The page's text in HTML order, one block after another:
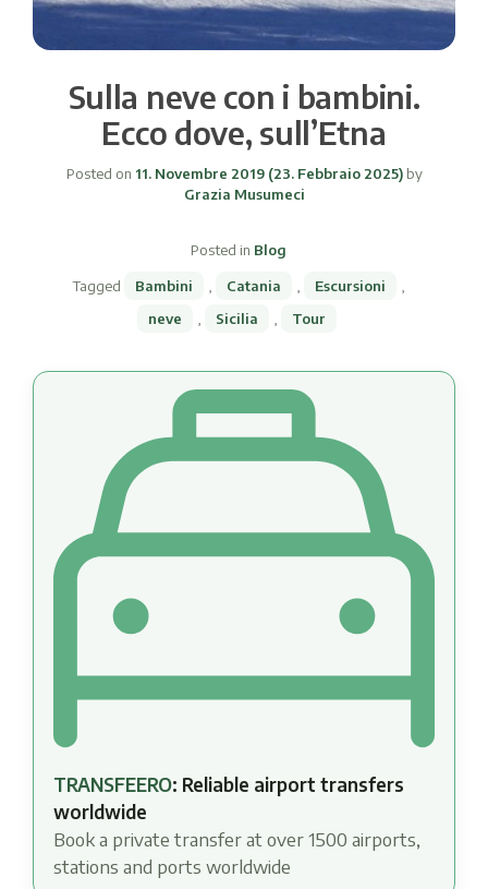
Sulla neve con i bambini.
Ecco dove, sull’Etna
Posted on 11. Novembre 2019(23. Febbraio 2025) by
Grazia Musumeci
Posted in Blog
Tagged Bambini Catania Escursioni
neve
Sicilia Tour
TRANSFEERO: Reliable airport transfers
worldwide
Book a private transfer at over 1500 airports,
stations and ports worldwide